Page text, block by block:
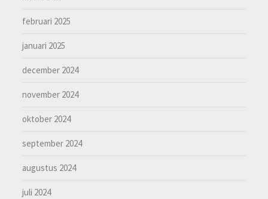
februari 2025
januari 2025
december 2024
november 2024
oktober 2024
september 2024
augustus 2024
juli 2024